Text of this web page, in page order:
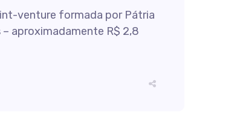
venture formada por Pátria
aproximadamente R$ 2,8